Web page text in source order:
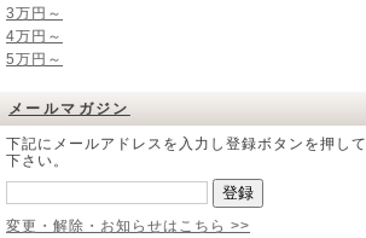
3万円～
4万円～
5万円～
メールマガジン
下記にメールアドレスを入力し登録ボタンを押して
下さい。
変更・解除・お知らせはこちら >>